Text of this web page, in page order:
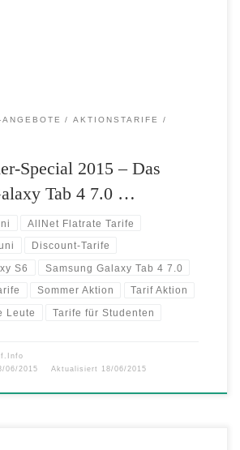
AKTIONSTARIFE
Special 2015 – Das
Tab 4 7.0 …
AllNet Flatrate Tarife
Discount-Tarife
S6 Samsung Galaxy Tab 4 7.0
Sommer Aktion Tarif Aktion
Leute Tarife für Studenten
06/2015 Aktualisiert 18/06/2015